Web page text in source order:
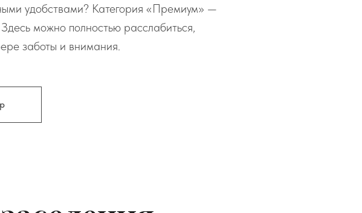
удобствами? Категория «Премиум» —
можно полностью расслабиться,
заботы и внимания.